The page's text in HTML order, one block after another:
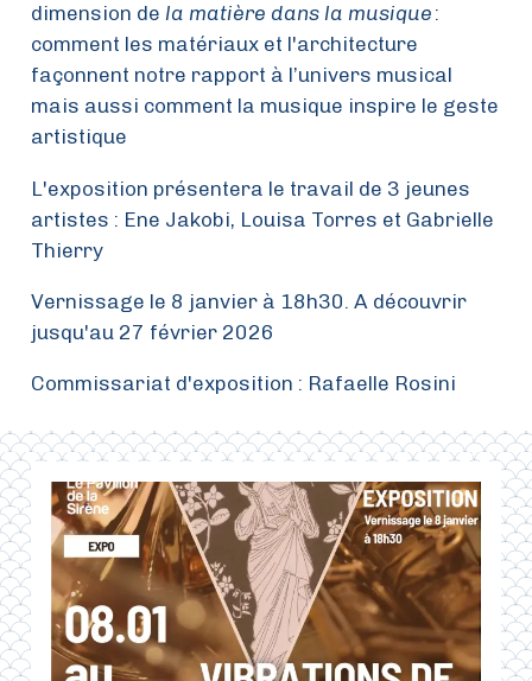
dimension dela matière dans la musique :
comment les matériaux et l'architecture
façonnent notre rapport à l’univers musical
mais aussi comment la musique inspire le geste
artistique
L'exposition présentera le travail de 3 jeunes
artistes : Ene Jakobi, Louisa Torres et Gabrielle
Thierry
Vernissage le 8 janvier à 18h30. A découvrir
jusqu'au 27 février 2026
Commissariat d'exposition : Rafaelle Rosini